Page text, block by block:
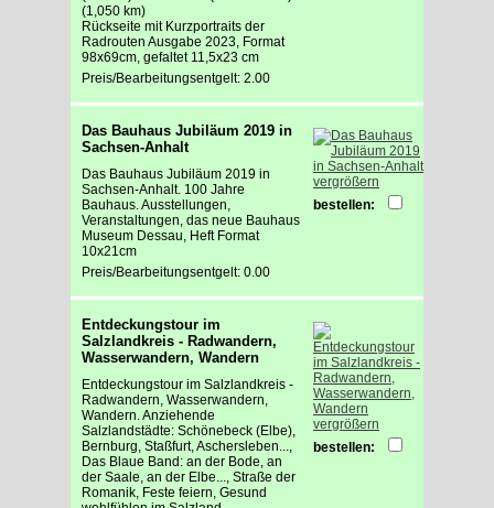
(1,050 km)
Rückseite mit Kurzportraits der
Radrouten Ausgabe 2023, Format
98x69cm, gefaltet 11,5x23 cm
Preis/Bearbeitungsentgelt: 2.00
Das Bauhaus Jubiläum 2019 in
Sachsen-Anhalt
Das Bauhaus Jubiläum 2019 in
Sachsen-Anhalt. 100 Jahre
Bauhaus. Ausstellungen,
Veranstaltungen, das neue Bauhaus
Museum Dessau, Heft Format
10x21cm
Preis/Bearbeitungsentgelt: 0.00
vergrößern
bestellen:
Entdeckungstour im
Salzlandkreis - Radwandern,
Wasserwandern, Wandern
Entdeckungstour im Salzlandkreis -
Radwandern, Wasserwandern,
Wandern. Anziehende
Salzlandstädte: Schönebeck (Elbe),
Bernburg, Staßfurt, Aschersleben...,
Das Blaue Band: an der Bode, an
der Saale, an der Elbe..., Straße der
Romanik, Feste feiern, Gesund
vergrößern
bestellen: